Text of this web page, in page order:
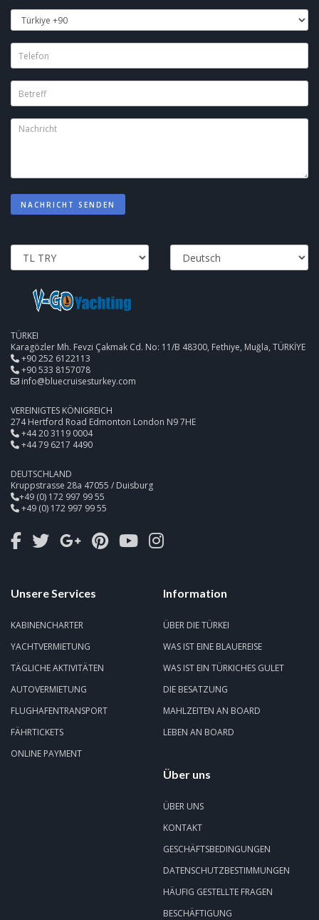
NACHRICHT SENDEN
TÜRKEI
Karagözler Mh. Fevzi Çakmak Cd. No: 11/B 48300, Fethiye, Muğla, TÜRKİYE
+90 252 6122113
+90 533 8157078
info@bluecruisesturkey.com
VEREINIGTES KÖNIGREICH
274 Hertford Road Edmonton London N9 7HE
+44 20 3119 0004
+44 79 6217 4490
DEUTSCHLAND
Kruppstrasse 28a 47055 / Duisburg
+49 (0) 172 997 99 55
+49 (0) 172 997 99 55
Unsere Services
KABINENCHARTER
YACHTVERMIETUNG
TÄGLICHE AKTIVITÄTEN
AUTOVERMIETUNG
FLUGHAFENTRANSPORT
FÄHRTICKETS
ONLINE PAYMENT
Information
ÜBER DIE TÜRKEI
WAS IST EINE BLAUEREISE
WAS IST EIN TÜRKICHES GULET
DIE BESATZUNG
MAHLZEITEN AN BOARD
LEBEN AN BOARD
Über uns
ÜBER UNS
KONTAKT
GESCHÄFTSBEDINGUNGEN
DATENSCHUTZBESTIMMUNGEN
HÄUFIG GESTELLTE FRAGEN
BESCHÄFTIGUNG